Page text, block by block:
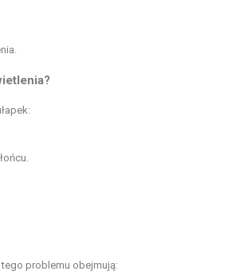
problemu obejmują: